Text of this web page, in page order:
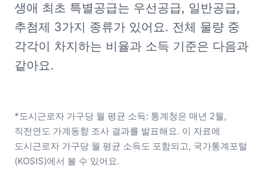
생애 최초 특별공급는 우선공급, 일반공급,
추첨제 3가지 종류가 있어요. 전체 물량 중
각각이 차지하는 비율과 소득 기준은 다음과
같아요.
*도시근로자 가구당 월 평균 소득: 통계청은 매년 2월,
직전연도 가계동향 조사 결과를 발표해요. 이 자료에
도시근로자 가구당 월 평균 소득도 포함되고, 국가통계포털
(KOSIS)에서 볼 수 있어요.